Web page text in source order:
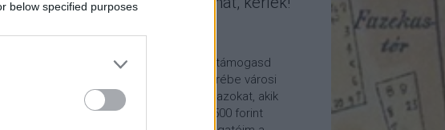
below specified purposes
Ha tetszik a blogom, kérlek támogasd
munkámat anyagilag is! Cserébe városi
sétára hívom meg időnként azokat, akik
legalább havi 5 euró vagy 2500 forint